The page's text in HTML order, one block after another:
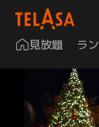
見放題 ラ